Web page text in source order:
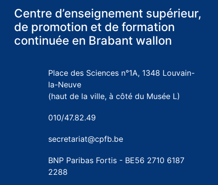
Centre d’enseignement supérieur,
de promotion et de formation
continuée en Brabant wallon
Place des Sciences n°1A, 1348 Louvain-
la-Neuve
(haut de la ville, à côté du Musée L)
010/47.82.49
secretariat@cpfb.be
BNP Paribas Fortis - BE56 2710 6187
2288